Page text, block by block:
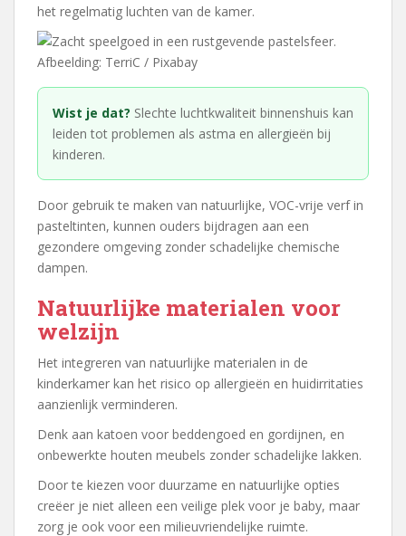
het regelmatig luchten van de kamer.
Afbeelding: TerriC / Pixabay
Wist je dat? Slechte luchtkwaliteit binnenshuis kan
leiden tot problemen als astma en allergieën bij
kinderen.
Door gebruik te maken van natuurlijke, VOC-vrije verf in
pasteltinten, kunnen ouders bijdragen aan een
gezondere omgeving zonder schadelijke chemische
dampen.
Natuurlijke materialen voor
welzijn
Het integreren van natuurlijke materialen in de
kinderkamer kan het risico op allergieën en huidirritaties
aanzienlijk verminderen.
Denk aan katoen voor beddengoed en gordijnen, en
onbewerkte houten meubels zonder schadelijke lakken.
Door te kiezen voor duurzame en natuurlijke opties
creëer je niet alleen een veilige plek voor je baby, maar
zorg je ook voor een milieuvriendelijke ruimte.